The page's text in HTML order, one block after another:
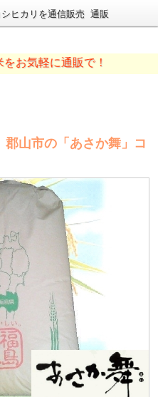
ヒカリを通信販売 通販
気軽に通販で！
郡山市の「あさか舞」コ